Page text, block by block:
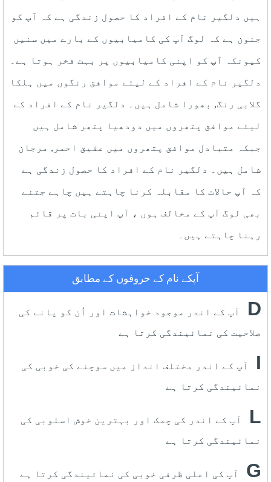
ہیں دلگیر نام کے افراد کا حصول زندگی ہے کہ آپ کو
جنون ہے کہ لوگ آپ کی کامیابیوں کے بارے میں سنیں
کیونکہ آپ کو اپنی کامیابیوں پر بہت فخر ہوتا ہے۔
دلگیر نام کے افراد کے لیئے موافق رنگوں میں ہلکا
گلابی رنگ, بھورا شامل ہیں۔ دلگیر نام کے افراد کے
لیئے موافق پتھروں میں دودھیا پتھر شامل ہیں
جبکہ متبادل موافق پتھروں میں عقیق احمر, مرجان
شامل ہیں۔ دلگیر نام کے افراد کا حصول زندگی ہے
کہ آپ حالات کا مقابلہ کرنا چاہتے ہیں چاہے جتنے
بھی لوگ آپ کے مخالف ہوں ، آپ اپنی بات پر قائم
رہنا چاہتے ہیں۔
آپکے نام کے حروفوں کے مطابق
D
آپ کے اندر موجود خواہشات اور اُن کو پانے کی
صلاحیت کی نمائیندگی کرتا ہے
I
آپ کے اندر مختلف انداز میں سوچنے کی خوبی کی
نمائیندگی کرتا ہے
L
آپ کے اندر کی چمک اور بہترین خوش اسلوبی کی
نمائیندگی کرتا ہے
G آپ کی اعلی ظرفی خوبی کی نمائیندگی کرتا ہے